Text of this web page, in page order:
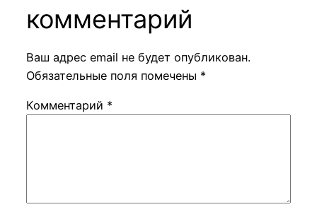
комментарий
Ваш адрес email не будет опубликован.
Обязательные поля помечены *
Комментарий *